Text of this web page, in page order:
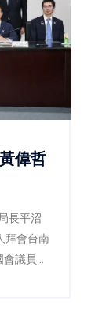
偉哲
長平沼
拜會台南
議員，